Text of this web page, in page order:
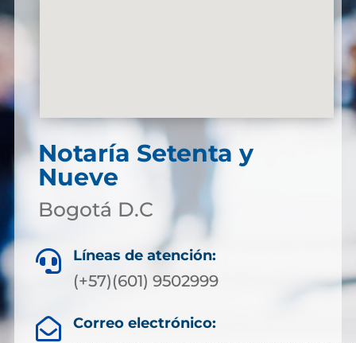
Notaría Setenta y
Nueve
Bogotá D.C
 Líneas de atención:
(+57)(601) 9502999
 Correo electrónico: